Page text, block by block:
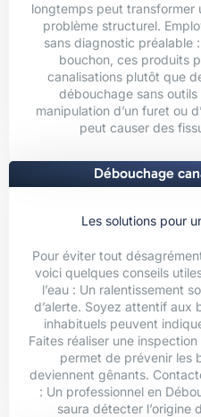
longtemps peut transformer
problème structurel.
sans diagnostic préalable
bouchon, ces produits
canalisations plutôt que
débouchage sans
manipulation d’un furet ou
peut causer des
Débouchage
Les solutions pour
Pour éviter tout
voici quelques conseils
l’eau : Un ralentissement
d’alerte. Soyez attentif aux
inhabituels peuvent
Faites réaliser une
permet de prévenir les
deviennent gênants.
: Un professionnel en
saura détecter l’origine